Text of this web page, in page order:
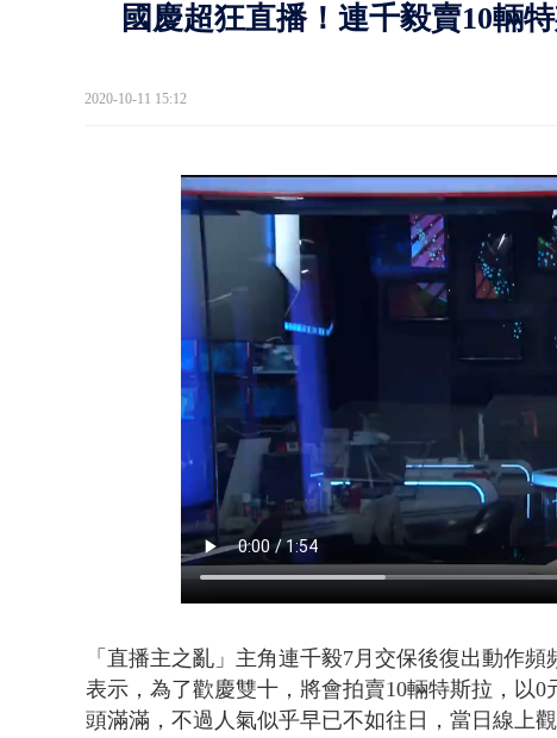
中聯毒油案中
詭！ 轎車凌晨
國慶超狂直播！連千毅賣10輛
2020-10-11 15:12
「直播主之亂」主角連千毅7月交保後復出動作
表示，為了歡慶雙十，將會拍賣10輛特斯拉，以
頭滿滿，不過人氣似乎早已不如往日，當日線上